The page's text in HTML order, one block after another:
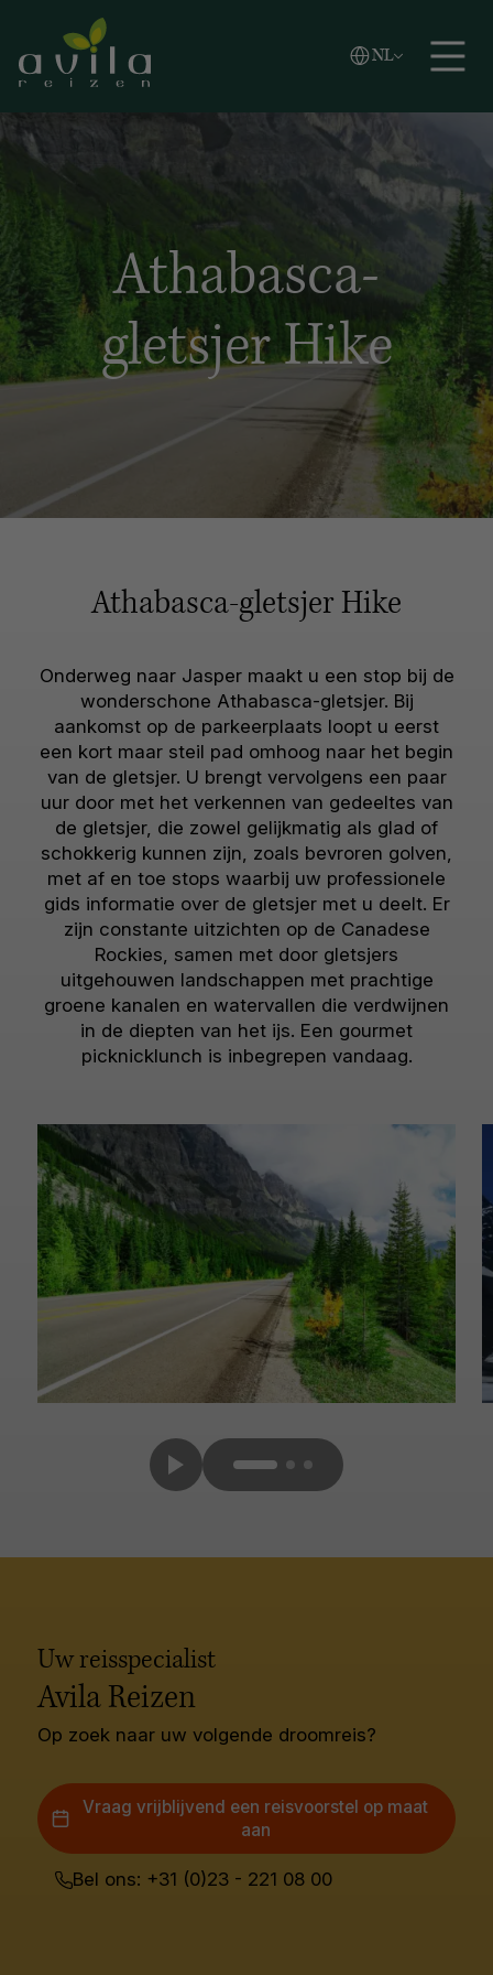
Zoeken
NL
Vlaams
English
Athabasca-
gletsjer Hike
Athabasca-gletsjer Hike
Onderweg naar Jasper maakt u een stop bij de
wonderschone Athabasca-gletsjer. Bij
aankomst op de parkeerplaats loopt u eerst
een kort maar steil pad omhoog naar het begin
van de gletsjer. U brengt vervolgens een paar
uur door met het verkennen van gedeeltes van
de gletsjer, die zowel gelijkmatig als glad of
schokkerig kunnen zijn, zoals bevroren golven,
met af en toe stops waarbij uw professionele
gids informatie over de gletsjer met u deelt. Er
zijn constante uitzichten op de Canadese
Rockies, samen met door gletsjers
uitgehouwen landschappen met prachtige
groene kanalen en watervallen die verdwijnen
in de diepten van het ijs. Een gourmet
picknicklunch is inbegrepen vandaag.
Uw reisspecialist
Avila Reizen
Op zoek naar uw volgende droomreis?
Vraag vrijblijvend een reisvoorstel op maat
aan
Bel ons: +31 (0)23 - 221 08 00